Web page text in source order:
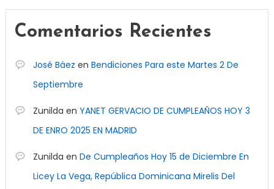
Comentarios Recientes
José Báez en Bendiciones Para este Martes 2 De
Septiembre
Zunilda en YANET GERVACIO DE CUMPLEAÑOS HOY 3
DE ENRO 2025 EN MADRID
Zunilda en De Cumpleaños Hoy 15 de Diciembre En
Licey La Vega, República Dominicana Mirelis Del